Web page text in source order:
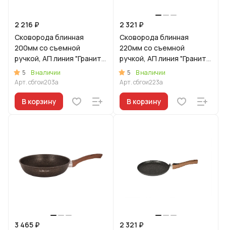
2 216 ₽
Сковорода блинная
200мм со съемной
ручкой, АП линия "Гранит
Ультра Индукционная"
(оригинальный)
5
В наличии
Арт.сбгои203а
В корзину
2 321 ₽
Сковорода блинная
220мм со съемной
ручкой, АП линия "Гранит
Ультра Индукционная"
(оригинальный)
5
В наличии
Арт.сбгои223а
В корзину
3 465 ₽
2 321 ₽